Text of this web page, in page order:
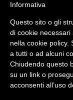
ISCRIVITI ALLA
Informativa
Questo sito o gli
di cookie
nella cookie policy.
a tutti o ad alcuni
Chiudendo questo
su un link o
acconsenti all’uso